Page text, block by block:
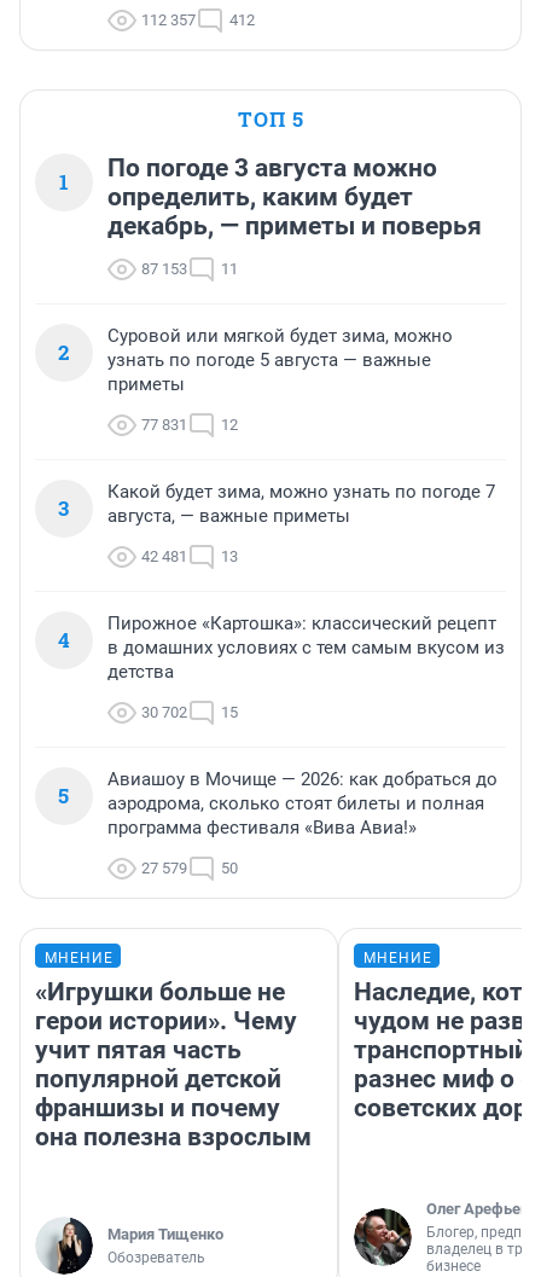
112 357 412
ТОП 5
1
По погоде 3 августа можно
определить, каким будет
декабрь, — приметы и поверья
87 153 11
2
Суровой или мягкой будет зима, можно
узнать по погоде 5 августа — важные
приметы
77 831 12
3
Какой будет зима, можно узнать по погоде 7
августа, — важные приметы
42 481 13
4
Пирожное «Картошка»: классический рецепт
в домашних условиях с тем самым вкусом из
детства
30 702 15
5
Авиашоу в Мочище — 2026: как добраться до
аэродрома, сколько стоят билеты и полная
программа фестиваля «Вива Авиа!»
27 579 50
МНЕНИЕ
«Игрушки больше не
герои истории». Чему
учит пятая часть
популярной детской
франшизы и почему
она полезна взрослым
Мария Тищенко
Обозреватель
МНЕНИЕ
Наследие,
чудом не
транспортный
разнес миф о
советских
Олег Арефьев
Блогер,
владелец в
бизнесе